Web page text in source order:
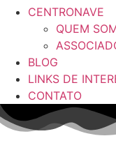
CENTRONAVE
QUEM
BLOG
LINKS DE
CONTATO